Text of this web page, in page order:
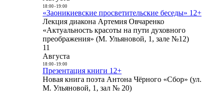
18:00- 19:00
«Заоникиевские просветительские беседы» 12+
Лекция диакона Артемия Овчаренко
«Актуальность красоты на пути духовного
преображения» (М. Ульяновой, 1, зале №12)
11
Августа
18:00- 19:00
Презентация книги 12+
Новая книга поэта Антона Чёрного «Сбор» (ул.
М. Ульяновой, 1, зал № 20)